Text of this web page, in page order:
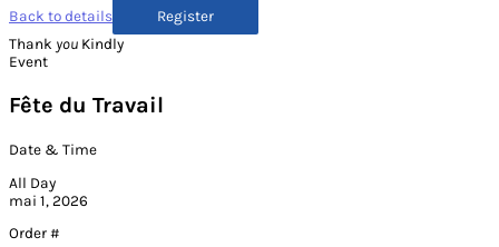
Back to details
Thank you Kindly
Event
Fête du Travail
Date & Time
All Day
mai 1, 2026
Order #